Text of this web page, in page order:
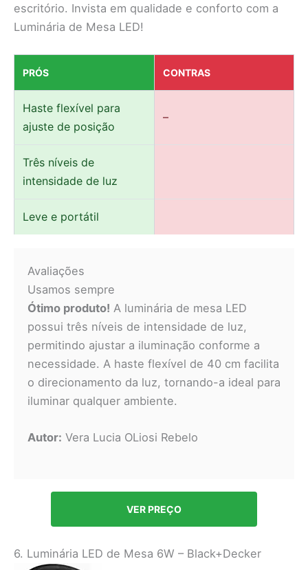
escritório. Invista em qualidade e conforto com a
Luminária de Mesa LED!
PRÓS CONTRAS
Haste flexível para
ajuste de posição
–
Três níveis de
intensidade de luz
Leve e portátil
Avaliações
Usamos sempre
Ótimo produto! A luminária de mesa LED
possui três níveis de intensidade de luz,
permitindo ajustar a iluminação conforme a
necessidade. A haste flexível de 40 cm facilita
o direcionamento da luz, tornando-a ideal para
iluminar qualquer ambiente.
Autor: Vera Lucia OLiosi Rebelo
VER PREÇO
6. Luminária LED de Mesa 6W – Black+Decker